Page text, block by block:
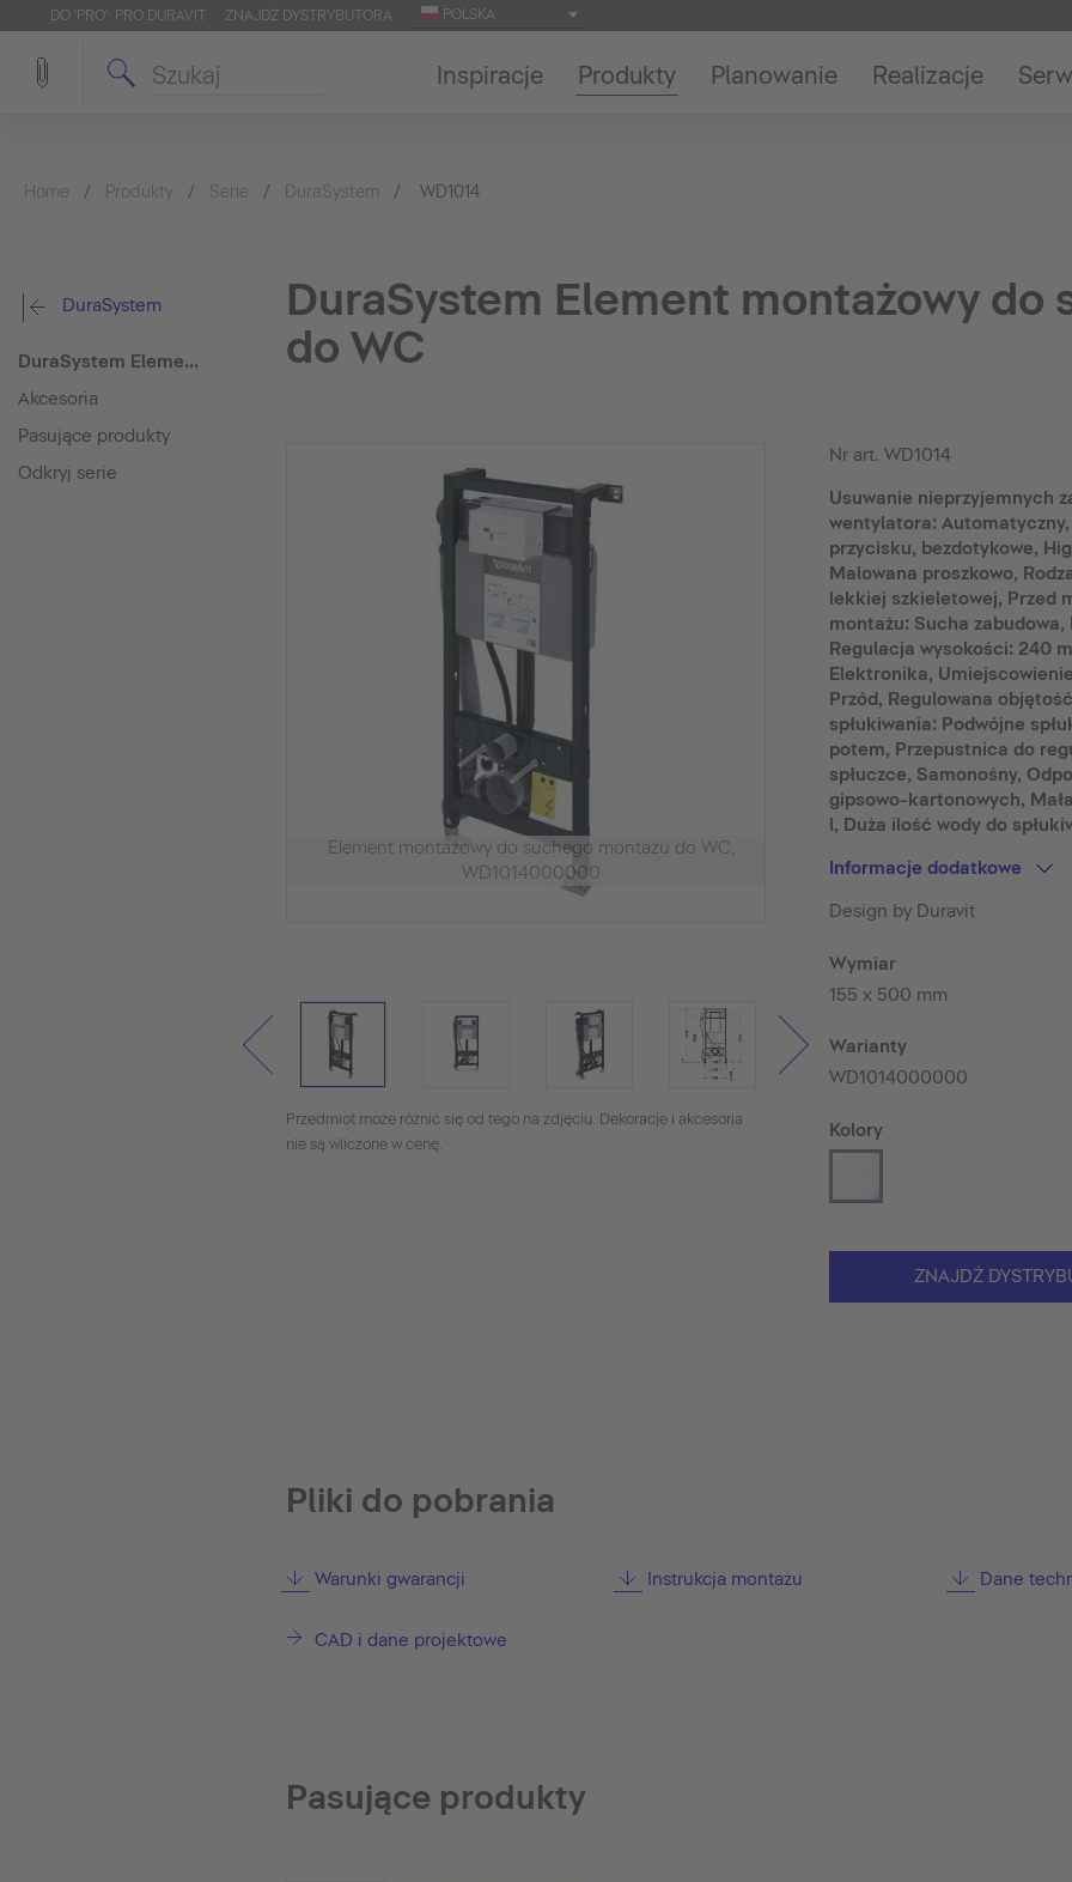
DO 'PRO': PRO.DURAVIT ZNAJDŹ DYSTRYBUTORA POLSKA
Inspiracje Produkty Planowanie Realizacje
Home Produkty Serie DuraSystem WD1014
DuraSystem
DuraSystem Element montażowy do suchego montażu do WC
Akcesoria
Pasujące produkty
Odkryj serie
DuraSystem Element montażowy do
do WC
Element montażowy do suchego montażu do WC,
WD1014000000
Przedmiot może różnić się od tego na zdjęciu. Dekoracje i akcesoria
nie są wliczone w cenę.
Nr art. WD1014
Usuwanie nieprzyjemnych
wentylatora:
przycisku, bezdotykowe,
Malowana proszkowo,
lekkiej szkieletowej, Przed
montażu: Sucha
Regulacja wysokości: 240
Elektronika,
Przód, Regulowana
spłukiwania: Podwójne
potem, Przepustnica do
spłuczce, Samonośny,
gipsowo-kartonowych,
l, Duża ilość wody do
Informacje dodatkowe
Design by Duravit
Wymiar
155 x 500 mm
Warianty
WD1014000000
Kolory
ZNAJDŹ
Pliki do pobrania
Warunki gwarancji Instrukcja montażu Dane
CAD i dane projektowe
Pasujące produkty